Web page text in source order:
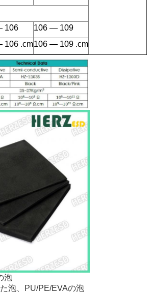
106
106 — 109
106 .cm106 — 109 .cm
泡
泡、PU/PE/EVAの泡